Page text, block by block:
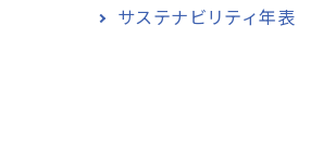
サステナビリティ年表